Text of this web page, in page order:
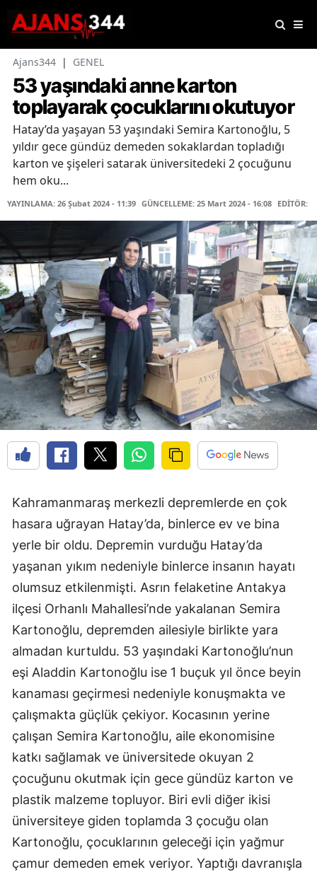
Ajans344 | GENEL
53 yaşındaki anne karton
toplayarak çocuklarını okutuyor
Hatay’da yaşayan 53 yaşındaki Semira Kartonoğlu, 5
yıldır gece gündüz demeden sokaklardan topladığı
karton ve şişeleri satarak üniversitedeki 2 çocuğunu
hem oku...
YAYINLAMA: 26 Şubat 2024 - 11:39 GÜNCELLEME: 25 Mart 2024 - 16:08 EDİTÖR:
Kahramanmaraş merkezli depremlerde en çok
hasara uğrayan Hatay’da, binlerce ev ve bina
yerle bir oldu. Depremin vurduğu Hatay’da
yaşanan yıkım nedeniyle binlerce insanın hayatı
olumsuz etkilenmişti. Asrın felaketine Antakya
ilçesi Orhanlı Mahallesi’nde yakalanan Semira
Kartonoğlu, depremden ailesiyle birlikte yara
almadan kurtuldu. 53 yaşındaki Kartonoğlu’nun
eşi Aladdin Kartonoğlu ise 1 buçuk yıl önce beyin
kanaması geçirmesi nedeniyle konuşmakta ve
çalışmakta güçlük çekiyor. Kocasının yerine
çalışan Semira Kartonoğlu, aile ekonomisine
katkı sağlamak ve üniversitede okuyan 2
çocuğunu okutmak için gece gündüz karton ve
plastik malzeme topluyor. Biri evli diğer ikisi
üniversiteye giden toplamda 3 çocuğu olan
Kartonoğlu, çocuklarının geleceği için yağmur
çamur demeden emek veriyor. Yaptığı davranışla